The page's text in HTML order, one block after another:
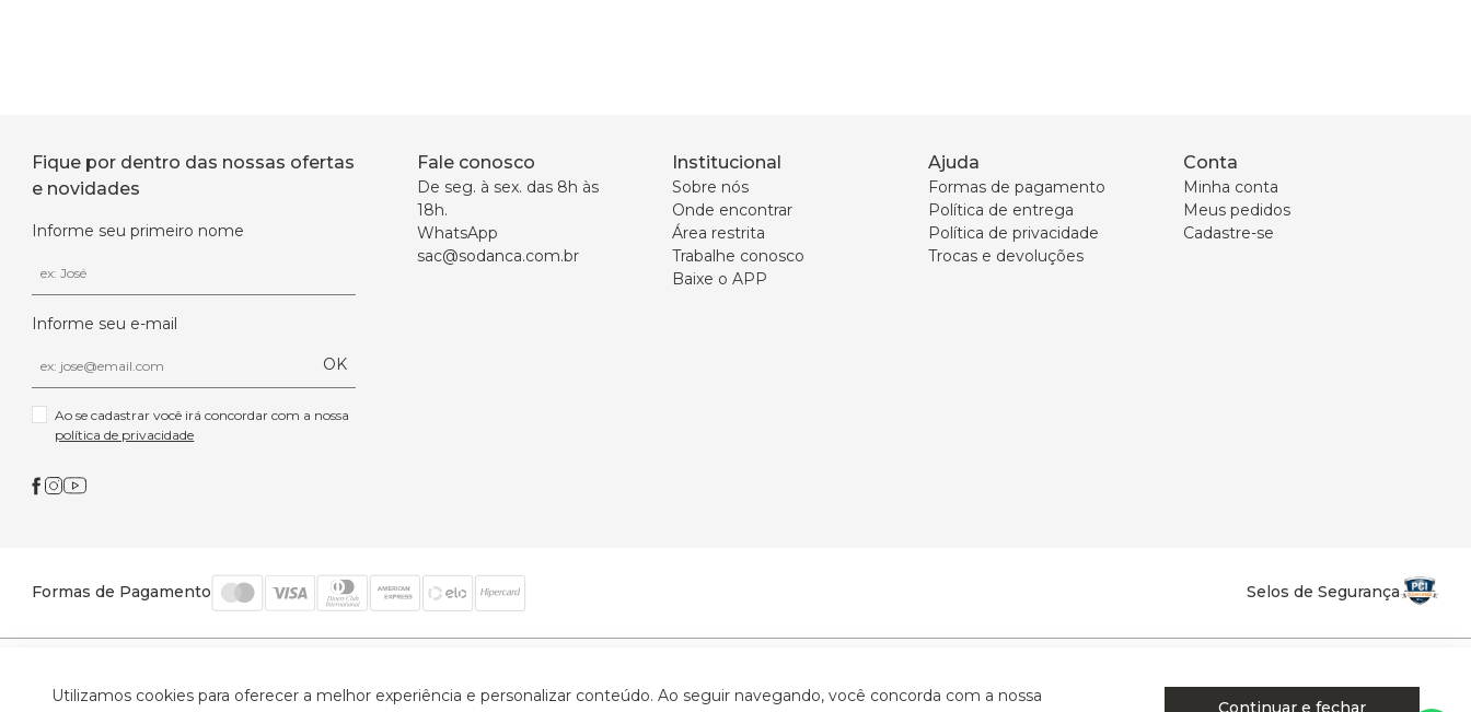
Fique por dentro das nossas ofertas
e novidades
Informe seu primeiro nome
Informe seu e-mail
OK
política de privacidade
Fale conosco
De seg. à sex. das 8h às
18h.
WhatsApp
sac@sodanca.com.br
Institucional
Sobre nós
Onde encontrar
Área restrita
Trabalhe conosco
Baixe o APP
Ajuda
Formas de pagamento
Política de entrega
Política de privacidade
Trocas e devoluções
Conta
Minha conta
Meus pedidos
Cadastre-se
Formas de Pagamento Selos de Segurança
Utilizamos cookies para oferecer a melhor experiência e personalizar conteúdo. Ao seguir navegando, você concorda com a nossa
Continuar e fechar